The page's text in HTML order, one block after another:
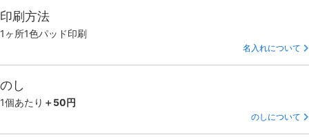
印刷方法
1ヶ所1色パッド印刷
名入れについて
のし
1個あたり ＋50円
のしについて